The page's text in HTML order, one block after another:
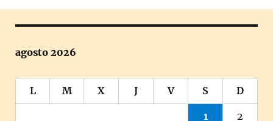
agosto 2026
L M X J V S D
1 2